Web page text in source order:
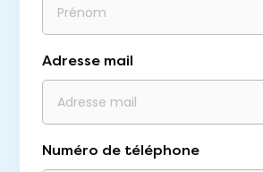
Adresse mail
Numéro de téléphone